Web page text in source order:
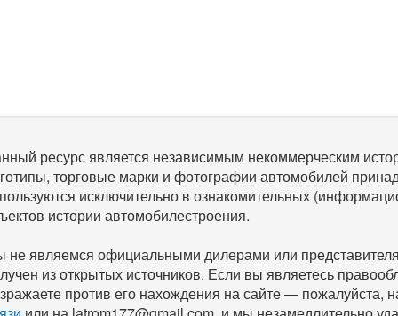
ресурс является независимым некоммерческим
торговые марки и фотографии автомобилей
исключительно в ознакомительных
истории автомобилестроения.
не являемся официальными дилерами или
из открытых источников. Если вы являетесь
против его нахождения на сайте — пожалуйста,